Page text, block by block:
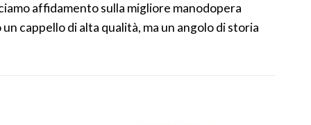
affidamento sulla migliore manodopera
cappello di alta qualità, ma un angolo di storia